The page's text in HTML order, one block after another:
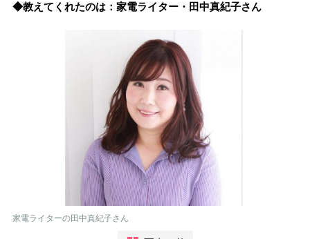
◆教えてくれたのは：家電ライター・田中真紀子さん
家電ライターの田中真紀子さん